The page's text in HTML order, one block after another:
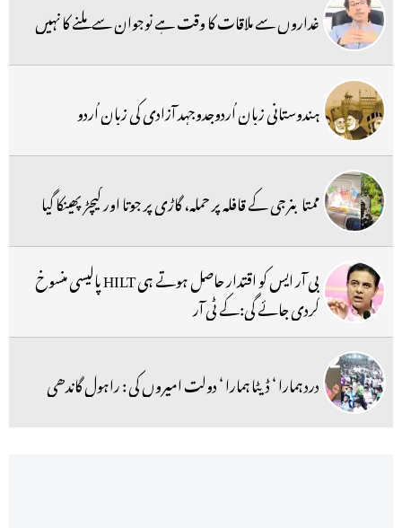
غداروں سے ملاقات کا وقت ہے نوجوان سے ملنے کا نہیں
ہندوستانی زبان اُردوجدوجہد آزادی کی زبان اُردو
ممتا بنرجی کے قافلہ پر حملہ، گاڑی پر جوتا اور کیچڑ پھینکا گیا
بی آر ایس کو اقتدار حاصل ہوتے ہی HILT پالیسی منسوخ
کردی جائے گی:کے ٹی آر
درد ہمارا ‘ ڈیٹا ہمارا ‘ دولت امیروں کی : راہول گاندھی